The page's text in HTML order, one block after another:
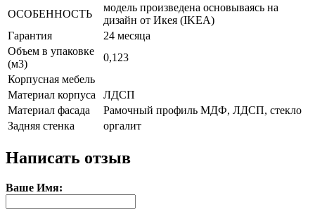
ОСОБЕННОСТЬ
модель произведена основываясь на
дизайн от Икея (IKEA)
Гарантия
24 месяца
Объем в упаковке
(м3)
0,123
Корпусная мебель
Материал корпуса
ЛДСП
Материал фасада
Рамочный профиль МДФ, ЛДСП, стекло
Задняя стенка
оргалит
Написать отзыв
Ваше Имя: